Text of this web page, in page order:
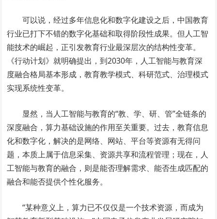
可以说，经过多年信息化和数字化建设之后，中国教育
行业已打下不错的数字化基础和取得阶段性成果。但人工智
能技术的崛起，正引发教育行业最深层次的结构性变革。
《行动计划》就明确提出，到2030年，人工智能与教育深
度融合格局基本形成，教育教学模式、科研范式、治理模式
实现系统性变革。
显然，当人工智能与教育的“教、学、研、管”全链条的
深度融合，算力基础设施的作用至关重要。过去，教育信息
化和数字化，解决的是网络、网站、平台等资源有无得问
题，本质上属于信息采集、资源共享和流程管理；现在，人
工智能与教育的融合，则是能否理解需求、能否生成匹配的
融合和能否提供个性化服务。
“某种意义上，算力已不仅仅是一个技术资源，而成为